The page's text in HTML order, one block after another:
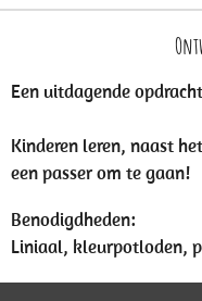
Een uitdagende
Kinderen leren, naast
een passer om te gaan!
Benodigdheden:
Liniaal, kleurpotloden,